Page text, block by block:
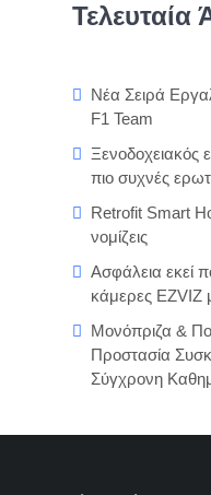
Τελευταία
Νέα Σειρά
F1 Team
Ξενοδοχειακός
πιο συχνές
Retrofit Smart
νομίζεις
Ασφάλεια εκεί
κάμερες EZVIZ
Μονόπριζα &
Προστασία
Σύγχρονη